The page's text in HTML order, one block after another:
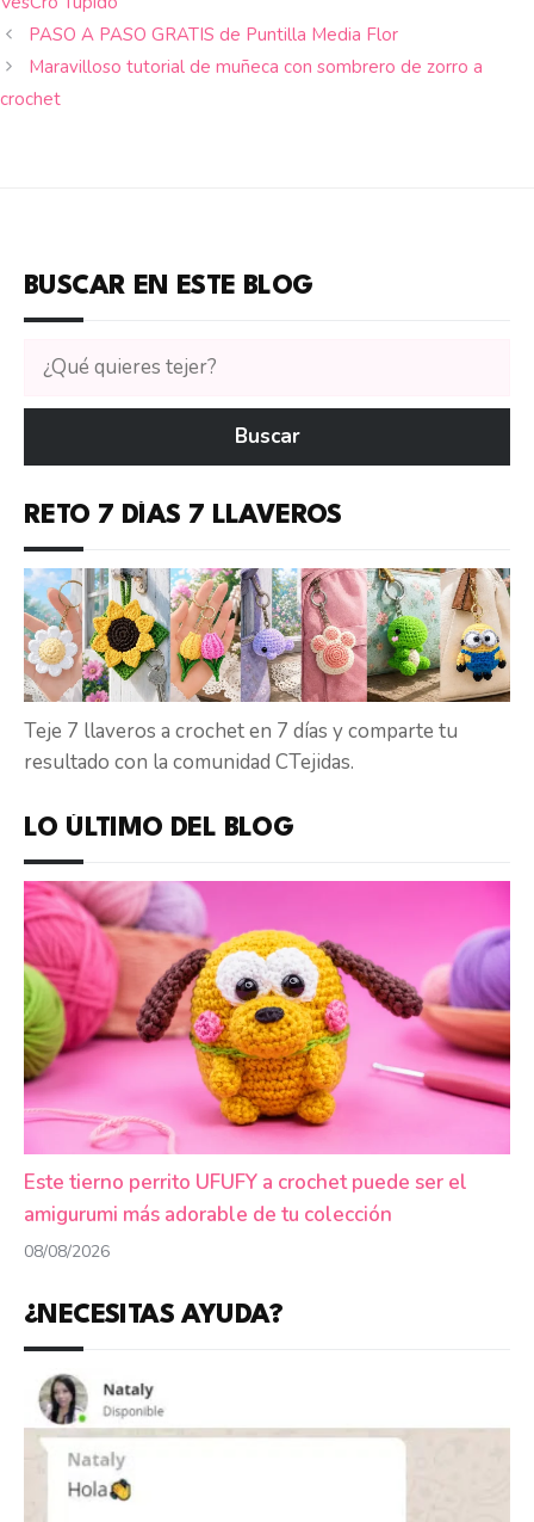
PASO A PASO GRATIS de Puntilla Media Flor
Maravilloso tutorial de muñeca con sombrero de zorro a
crochet
BUSCAR EN ESTE BLOG
Buscar
tutoriales
en
Buscar
RETO 7 DÍAS 7 LLAVEROS
Teje 7 llaveros a crochet en 7 días y comparte tu
resultado con la comunidad CTejidas.
LO ÚLTIMO DEL BLOG
Este tierno perrito UFUFY a crochet puede ser el
amigurumi más adorable de tu colección
08/08/2026
¿NECESITAS AYUDA?